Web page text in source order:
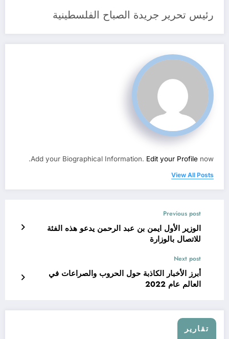
رئيس تحرير جريدة الصباح الفلسطينية
Add your Biographical Information. Edit your Profile now.
View All Posts
Previous post
الوزير الأول ايمن بن عبد الرحمن يدعو هذه الفئة
للاتصال بالوزارة
Next post
أبرز الأخبار الكاذبة حول الحروب والصراعات في
العالم عام 2022
تقارير